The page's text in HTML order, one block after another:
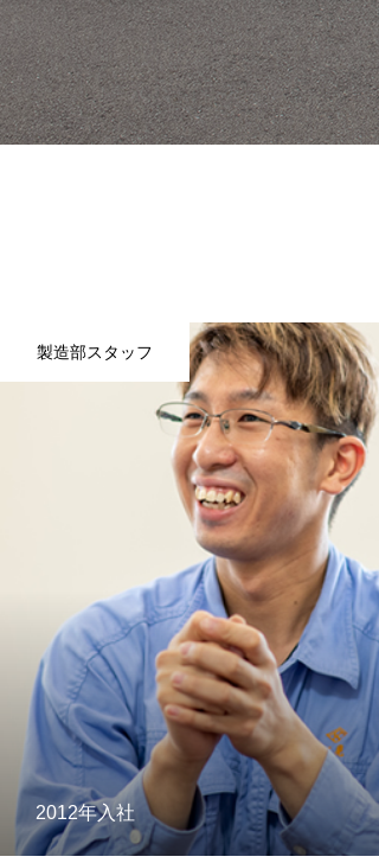
ホーム
久商ってどんな会
先輩社員の声
人材育成・福利
募集要項
製造部スタッフ
2012年入社